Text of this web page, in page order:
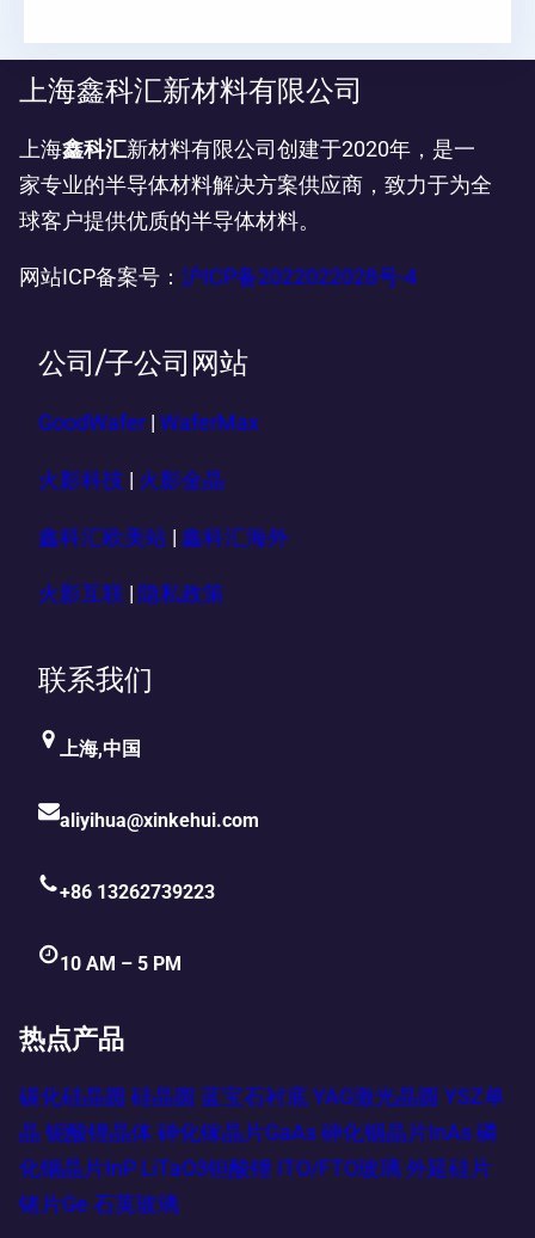
上海鑫科汇新材料有限公司
上海鑫科汇新材料有限公司创建于2020年，是一
家专业的半导体材料解决方案供应商，致力于为全
球客户提供优质的半导体材料。
网站ICP备案号： 沪ICP备2022022028号-4
公司/子公司网站
GoodWafer WaferMax
火影科技 火影金晶
鑫科汇欧美站 | 鑫科汇海外
火影互联 隐私政策
联系我们
上海,中国
aliyihua@xinkehui.com
+86 13262739223
10 AM – 5 PM
热点产品
碳化硅晶圆 硅晶圆 蓝宝石衬底 YAG激光晶圆 YSZ单
晶 铌酸锂晶体 砷化镓晶片GaAs 砷化铟晶片InAs 磷
化铟晶片InP LiTaO3钽酸锂 ITO/FTO玻璃 外延硅片
锗片Ge 石英玻璃